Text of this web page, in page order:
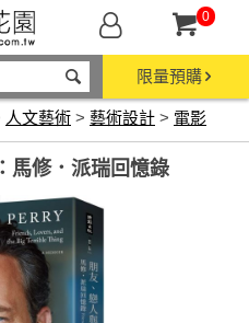
0
限量預購
人文藝術 > 藝術設計 > 電影
馬修．派瑞回憶錄